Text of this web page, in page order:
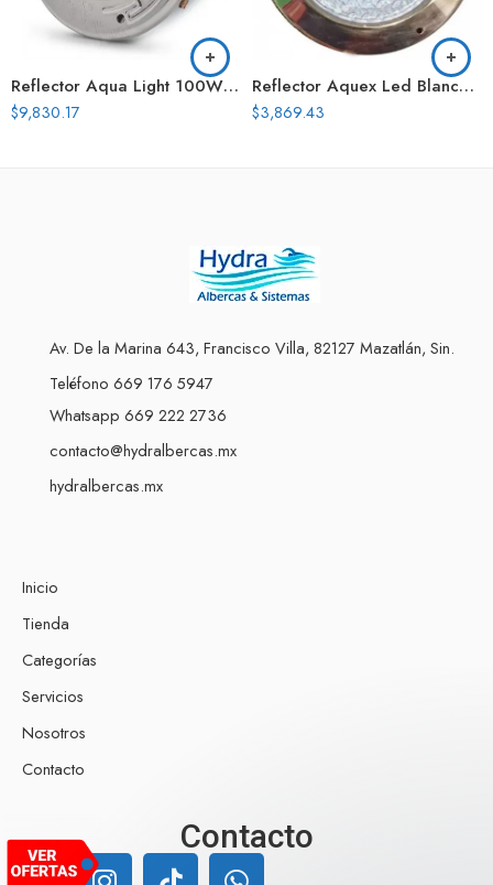
Reflector Aqua Light 100W 120V Cable 50 Pies
$9,830.17
Reflector Aquex Led Blanco Para Piscina 24W12V Cable 3.2 Mts
$3,869.43
Av. De la Marina 643, Francisco Villa, 82127 Mazatlán, Sin.
Teléfono 669 176 5947
Whatsapp 669 222 2736
contacto@hydralbercas.mx
hydralbercas.mx
Inicio
Tienda
Categorías
Servicios
Nosotros
Contacto
Contacto
Nuestro equipo de atención al cliente
está aquí para responder a sus
preguntas. ¡Pregúntenos cualquier